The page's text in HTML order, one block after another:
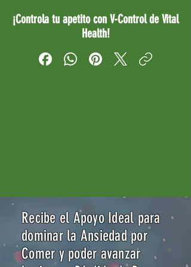
¡Controla tu apetito con V-Control de Vital
Health!
Recibe el Apoyo Ideal para
dominar la Ansiedad por
Comer y poder avanzar